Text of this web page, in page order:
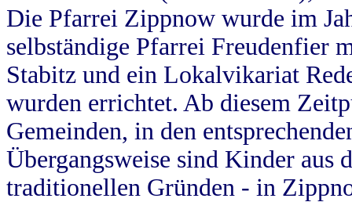
Die Pfarrei Zippnow wurde im
selbständige Pfarrei Freudenfier
Stabitz und ein Lokalvikariat
wurden errichtet. Ab diesem
Gemeinden, in den
Übergangsweise sind Kinder aus
traditionellen Gründen - in